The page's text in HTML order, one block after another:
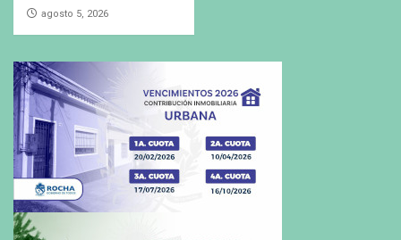
agosto 5, 2026